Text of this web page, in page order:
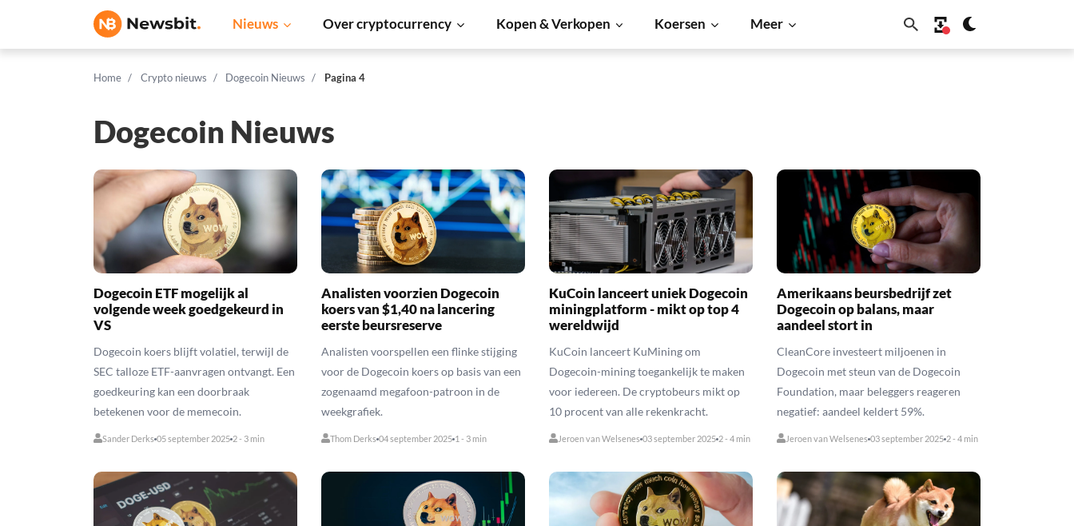
Nieuws Over cryptocurrency Kopen & Verkopen Koersen Meer
Home Crypto nieuws Dogecoin Nieuws Pagina 4
Dogecoin Nieuws
Dogecoin ETF mogelijk al
volgende week goedgekeurd in
VS
Dogecoin koers blijft volatiel, terwijl de
SEC talloze ETF-aanvragen ontvangt. Een
goedkeuring kan een doorbraak
betekenen voor de memecoin.
Sander Derks 05 september 2025 2 - 3 min
Analisten voorzien Dogecoin
koers van $1,40 na lancering
eerste beursreserve
Analisten voorspellen een flinke stijging
voor de Dogecoin koers op basis van een
zogenaamd megafoon-patroon in de
weekgrafiek.
Thom Derks 04 september 2025 1 - 3 min
KuCoin lanceert uniek Dogecoin
miningplatform - mikt op top 4
wereldwijd
KuCoin lanceert KuMining om
Dogecoin-mining toegankelijk te maken
voor iedereen. De cryptobeurs mikt op
10 procent van alle rekenkracht.
Jeroen van Welsenes 03 september 2025 2 - 4 min
Amerikaans beursbedrijf zet
Dogecoin op balans, maar
aandeel stort in
CleanCore investeert miljoenen in
Dogecoin met steun van de Dogecoin
Foundation, maar beleggers reageren
negatief: aandeel keldert 59%.
Jeroen van Welsenes 03 september 2025 2 - 4 min